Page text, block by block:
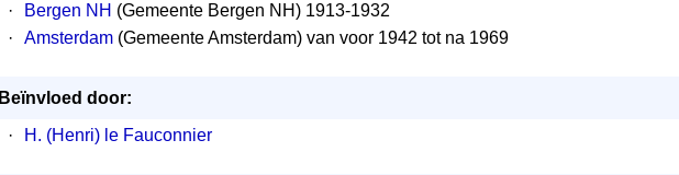
·
Bergen NH (Gemeente Bergen NH) 1913-1932
·
Amsterdam (Gemeente Amsterdam) van voor 1942 tot na 1969
Beïnvloed door:
·
H. (Henri) le Fauconnier